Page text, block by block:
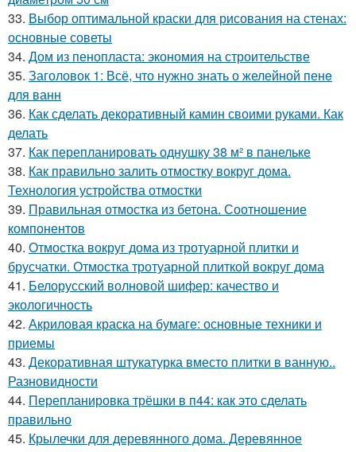
33. Выбор оптимальной краски для рисования на стенах:
основные советы
34. Дом из пенопласта: экономия на строительстве
35. Заголовок 1: Всё, что нужно знать о желейной пенe
для ванн
36. Как сделать декоративный камин своими руками. Как
делать
37. Как перепланировать однушку 38 м² в панельке
38. Как правильно залить отмостку вокруг дома.
Технология устройства отмостки
39. Правильная отмостка из бетона. Соотношение
компонентов
40. Отмостка вокруг дома из тротуарной плитки и
брусчатки. Отмостка тротуарной плиткой вокруг дома
41. Белорусский волновой шифер: качество и
экологичность
42. Акриловая краска на бумаге: основные техники и
приемы
43. Декоративная штукатурка вместо плитки в ванную..
Разновидности
44. Перепланировка трёшки в п44: как это сделать
правильно
45. Крылечки для деревянного дома. Деревянное